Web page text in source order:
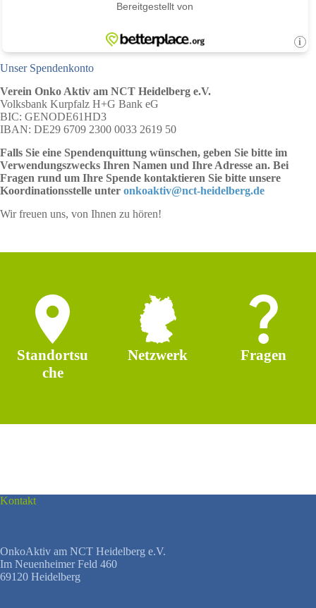
Unser Spendenkonto
Verein Onko Aktiv am NCT Heidelberg e.V.
Volksbank Kurpfalz H+G Bank eG
BIC: GENODE61HD3
IBAN: DE29 6709 2300 0033 2619 50
Falls Sie eine Spendenquittung wünschen, geben Sie bitte im
Verwendungszwecks Ihren Namen und Ihre Adresse an. Bei
Fragen rund um Ihre Spende kontaktieren Sie bitte unsere
Koordinationsstelle unter onkoaktiv@nct-heidelberg.de
Wir freuen uns, von Ihnen zu hören!
Standortsu
che
Netzwerk Fragen
Kontakt
OnkoAktiv am NCT Heidelberg e.V.
Im Neuenheimer Feld 460
69120 Heidelberg